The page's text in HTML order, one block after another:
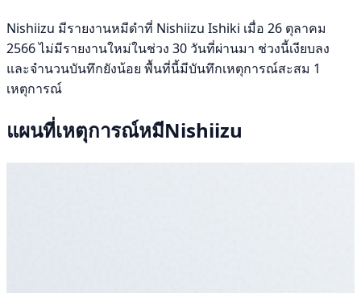
Nishiizu มีรายงานหมีดำที่ Nishiizu Ishiki เมื่อ 26 ตุลาคม
2566 ไม่มีรายงานใหม่ในช่วง 30 วันที่ผ่านมา ช่วงนี้เงียบลง
และจำนวนบันทึกยังน้อย พื้นที่นี้มีบันทึกเหตุการณ์สะสม 1
เหตุการณ์
แผนที่เหตุการณ์หมีNishiizu